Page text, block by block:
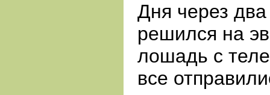
Дня через
решился на
лошадь с
все